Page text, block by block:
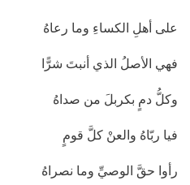
على أهلِ الكساءِ وما رعاهُ
فهي الأصلُ الذي أنبتَ شرًّا
وكلُّ دمٍ بكربلَ من صداهُ
فيا ربّاهُ والعنْ كلَّ قومٍ
رأوا حقَّ الوصيِّ وما نصراهُ